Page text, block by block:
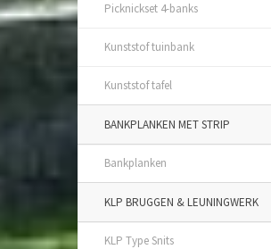
Picknickset 4-banks
Kunststof tuinbank
Kunststof tafel
BANKPLANKEN MET STRIP
Bankplanken
KLP BRUGGEN & LEUNINGWERK
KLP Type Snits